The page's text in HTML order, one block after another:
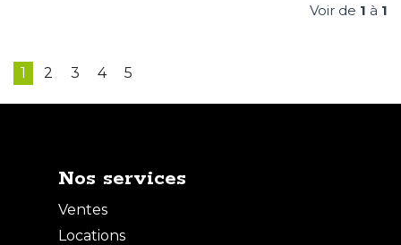
Voir de 1 à 1
1 2 3 4 5
Nos services
Ventes
Locations